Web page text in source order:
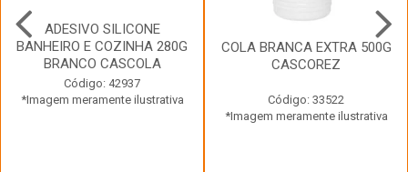
ADESIVO SILICONE
BANHEIRO E COZINHA 280G
BRANCO CASCOLA
Código: 42937
*Imagem meramente ilustrativa
COLA BRANCA EXTRA 500G
CASCOREZ
Código: 33522
*Imagem meramente ilustrativa